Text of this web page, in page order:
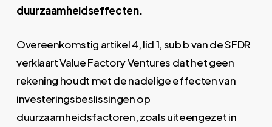
duurzaamheidseffecten.
Overeenkomstig artikel 4, lid 1, sub b van de SFDR
verklaart Value Factory Ventures dat het geen
rekening houdt met de nadelige effecten van
investeringsbeslissingen op
duurzaamheidsfactoren, zoals uiteengezet in